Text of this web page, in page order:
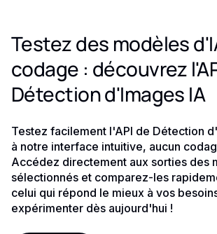
Testez des modèles
codage : découvrez
Détection d'Images IA
Testez facilement l'API de Détection
à notre interface intuitive, aucun
Accédez directement aux sorties des
sélectionnés et comparez-les
celui qui répond le mieux à vos
expérimenter dès aujourd'hui !